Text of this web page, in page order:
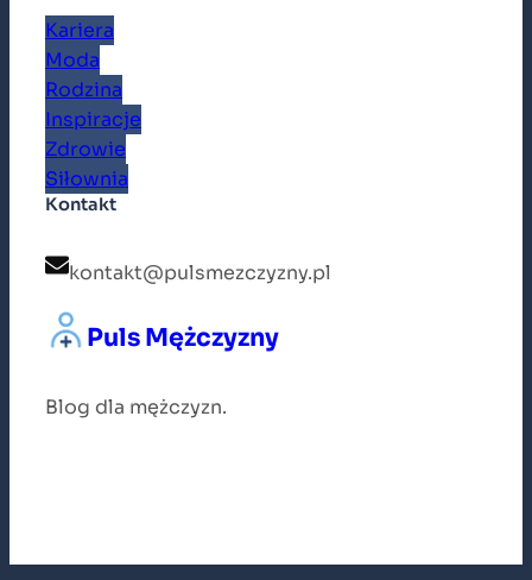
Kariera
Moda
Rodzina
Inspiracje
Zdrowie
Siłownia
Kontakt
kontakt@pulsmezczyzny.pl
Puls Mężczyzny
Blog dla mężczyzn.